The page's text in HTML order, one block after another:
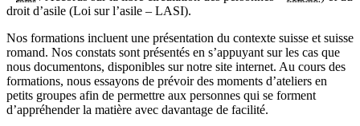
droit d’asile (Loi sur l’asile – LASI).
Nos formations incluent une présentation du contexte suisse et suisse
romand. Nos constats sont présentés en s’appuyant sur les cas que
nous documentons, disponibles sur notre site internet. Au cours des
formations, nous essayons de prévoir des moments d’ateliers en
petits groupes afin de permettre aux personnes qui se forment
d’appréhender la matière avec davantage de facilité.